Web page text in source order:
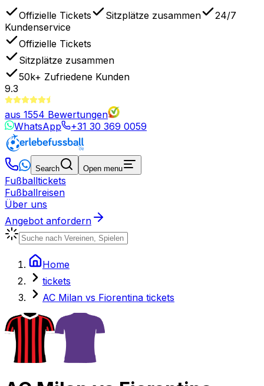
Offizielle Tickets Sitzplätze zusammen
24/7
Kundenservice
Offizielle Tickets
Sitzplätze zusammen
50k+ Zufriedene Kunden
9.3
aus 1554 Bewertungen
WhatsApp
+31 30 369 0059
Search Open menu
Fußballtickets
Fußballreisen
Über uns
Angebot anfordern
Home
tickets
AC Milan vs Fiorentina tickets